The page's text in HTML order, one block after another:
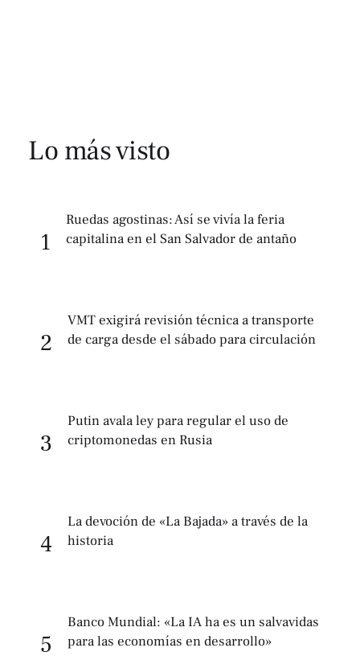
Lo más visto
1
Ruedas agostinas: Así se vivía la feria
capitalina en el San Salvador de antaño
2
VMT exigirá revisión técnica a transporte
de carga desde el sábado para circulación
3
Putin avala ley para regular el uso de
criptomonedas en Rusia
4
La devoción de «La Bajada» a través de la
historia
5
Banco Mundial: «La IA ha es un salvavidas
para las economías en desarrollo»